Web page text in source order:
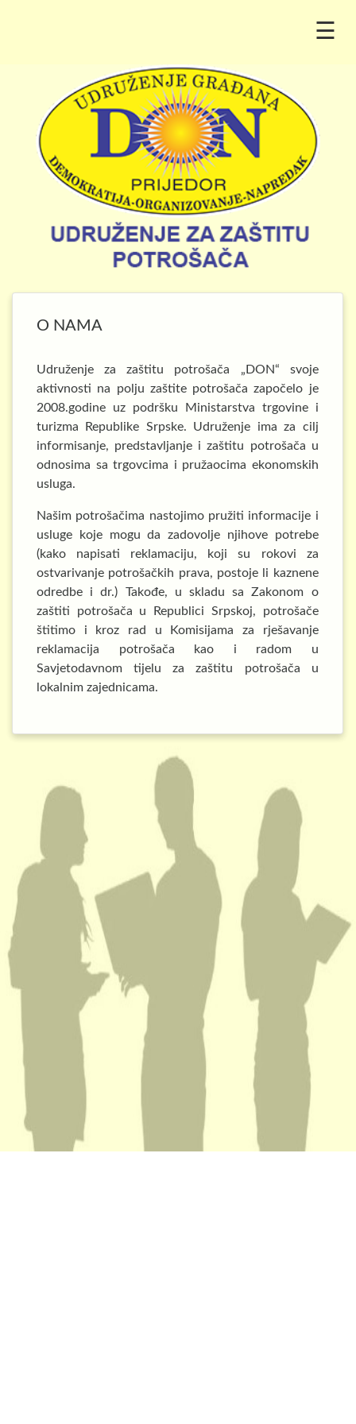
☰
O NAMA
Udruženje za zaštitu potrošača „DON“ svoje
aktivnosti na polju zaštite potrošača započelo je
2008.godine uz podršku Ministarstva trgovine i
turizma Republike Srpske. Udruženje ima za cilj
informisanje, predstavljanje i zaštitu potrošača u
odnosima sa trgovcima i pružaocima ekonomskih
usluga.
Našim potrošačima nastojimo pružiti informacije i
usluge koje mogu da zadovolje njihove potrebe
(kako napisati reklamaciju, koji su rokovi za
ostvarivanje potrošačkih prava, postoje li kaznene
odredbe i dr.) Takođe, u skladu sa Zakonom o
zaštiti potrošača u Republici Srpskoj, potrošače
štitimo i kroz rad u Komisijama za rješavanje
reklamacija potrošača kao i radom u
Savjetodavnom tijelu za zaštitu potrošača u
lokalnim zajednicama.